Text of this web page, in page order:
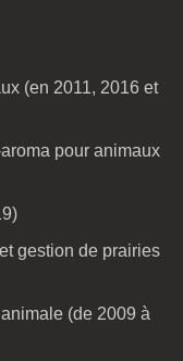
(en 2011, 2016 et
pour animaux
gestion de prairies
(de 2009 à